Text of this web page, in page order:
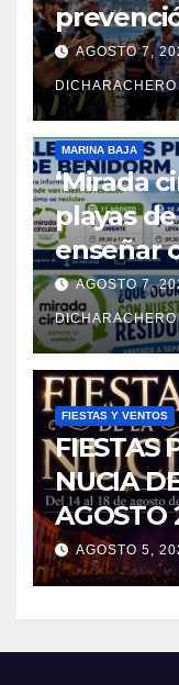
AGOSTO 7,
DICHARACHERO
MARINA BAJA
‘Mirada
playas
enseñar
reciclar
AGOSTO 7,
FIESTAS Y VENTOS
FIESTAS
NUCIA
AGOSTO
AGOSTO 5,